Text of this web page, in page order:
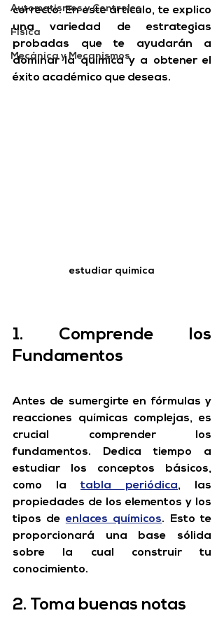
Automatismos y Controles
Física
Mecánica y Mecanismos
correcto. En este artículo, te explico
una variedad de estrategias
probadas que te ayudarán a
dominar la química y a obtener el
éxito académico que deseas.
estudiar quimica
1. Comprende los
Fundamentos
Antes de sumergirte en fórmulas y
reacciones químicas complejas, es
crucial comprender los
fundamentos. Dedica tiempo a
estudiar los conceptos básicos,
como la tabla periódica, las
propiedades de los elementos y los
tipos de enlaces químicos. Esto te
proporcionará una base sólida
sobre la cual construir tu
conocimiento.
2. Toma buenas notas